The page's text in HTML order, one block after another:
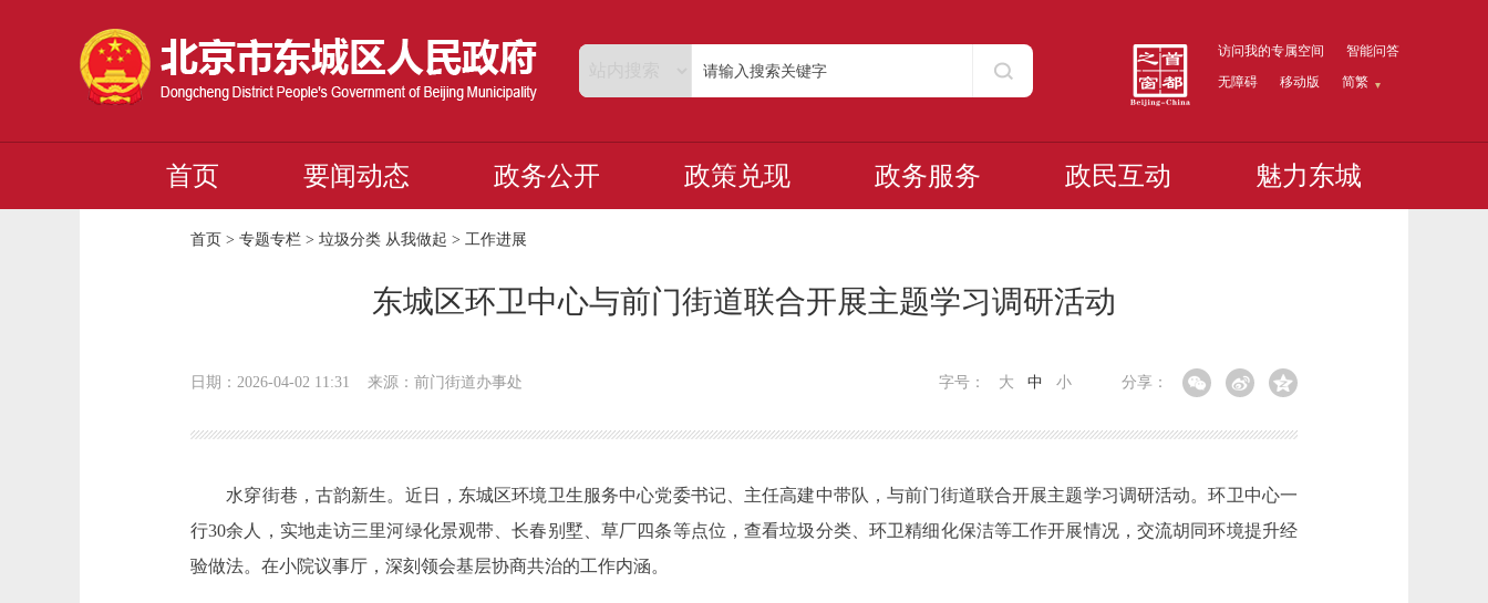
访问我的专属空间
智能问答
无障碍
移动版 简繁
首页 要闻动态 政务公开 政策兑现 政务服务 政民互动 魅力东城
首页 > 专题专栏 > 垃圾分类 从我做起 > 工作进展
东城区环卫中心与前门街道联合开展主题学习调研活动
日期：2026-04-02 11:31 来源：前门街道办事处 分享：
字号： 大 中 小
水穿街巷，古韵新生。近日，东城区环境卫生服务中心党委书记、主任高建中带队，与前门街道联合开展主题学习调研活动。环卫中心一
行30余人，实地走访三里河绿化景观带、长春别墅、草厂四条等点位，查看垃圾分类、环卫精细化保洁等工作开展情况，交流胡同环境提升经
验做法。在小院议事厅，深刻领会基层协商共治的工作内涵。